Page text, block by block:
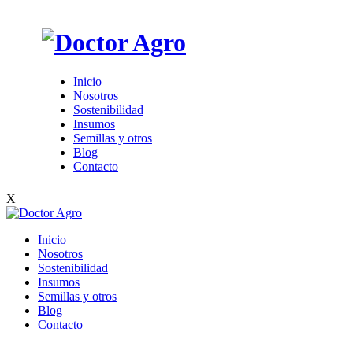
Inicio
Nosotros
Sostenibilidad
Insumos
Semillas y otros
Blog
Contacto
X
Inicio
Nosotros
Sostenibilidad
Insumos
Semillas y otros
Blog
Contacto